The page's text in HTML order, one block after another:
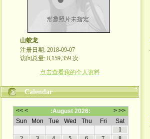
山蛟龙
注册日期: 2018-09-07
访问总量: 8,159,359 次
点击查看我的个人资料
Calendar